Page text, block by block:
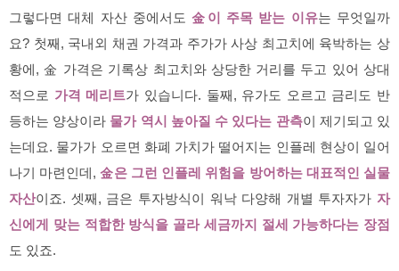
그렇다면 대체 자산 중에서도金이 주목 받는 이유는 무엇일까
요? 첫째, 국내외 채권 가격과 주가가 사상 최고치에 육박하는 상
황에, 金 가격은 기록상 최고치와 상당한 거리를 두고 있어 상대
적으로 가격 메리트가 있습니다. 둘째, 유가도 오르고 금리도 반
등하는 양상이라 물가 역시 높아질 수 있다는 관측이 제기되고 있
는데요. 물가가 오르면 화폐 가치가 떨어지는 인플레 현상이 일어
나기 마련인데,金은 그런 인플레 위험을 방어하는 대표적인 실물
자산이죠. 셋째, 금은 투자방식이 워낙 다양해 개별 투자자가 자
신에게 맞는 적합한 방식을 골라 세금까지 절세 가능하다는 장점
도 있죠.